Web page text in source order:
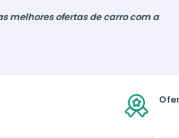
melhores ofertas de carro com a